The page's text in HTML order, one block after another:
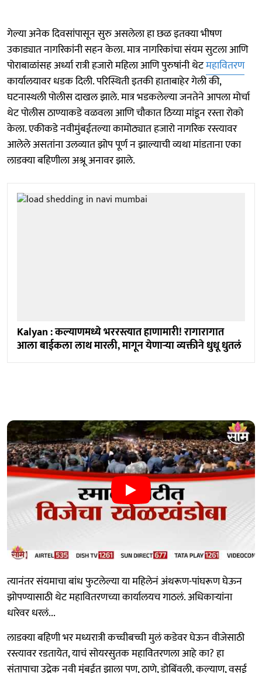
गेल्या अनेक दिवसांपासून सुरु असलेला हा छळ इतक्या भीषण
उकाड्यात नागरिकांनी सहन केला. मात्र नागरिकांचा संयम सुटला आणि
पोराबाळांसह अर्ध्या रात्री हजारो महिला आणि पुरुषांनी थेटमहावितरण
कार्यालयावर धडक दिली. परिस्थिती इतकी हाताबाहेर गेली की,
घटनास्थली पोलीस दाखल झाले. मात्र भडकलेल्या जनतेने आपला मोर्चा
थेट पोलीस ठाण्याकडे वळवला आणि चौकात ठिय्या मांडून रस्ता रोको
केला. एकीकडे नवीमुंबईतल्या कामोठ्यात हजारो नागरिक रस्त्यावर
आलेले असतांना उलव्यात झोप पूर्ण न झाल्याची व्यथा मांडताना एका
लाडक्या बहिणीला अश्रू अनावर झाले.
Kalyan : कल्याणमध्ये भररस्त्यात हाणामारी! रागारागात
आला बाईकला लाथ मारली, मागून येणाऱ्या व्यक्तीने धुधू धुतलं
त्यानंतर संयमाचा बांध फुटलेल्या या महिलेनं अंथरूण-पांघरूण घेऊन
झोपण्यासाठी थेट महावितरणच्या कार्यालयच गाठलं. अधिकाऱ्यांना
धारेवर धरलं...
लाडक्या बहिणी भर मध्यरात्री कच्चीबच्ची मुलं कडेवर घेऊन वीजेसाठी
रस्त्यावर रडतायेत, याचं सोयरसुतक महावितरणला आहे का? हा